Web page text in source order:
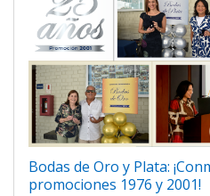
Bodas de Oro y Plata:
promociones 1976 y 2001!